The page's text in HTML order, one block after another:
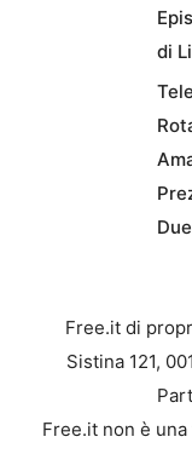
di
Free.it di
Sistina 121,
Free.it non è